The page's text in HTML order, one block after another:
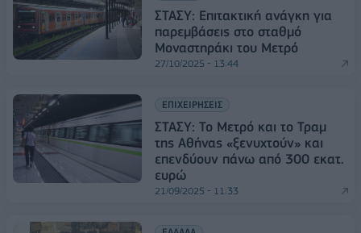
ΣΤΑΣΥ: Eπιτακτική ανάγκη για
παρεμβάσεις στο σταθμό
Μοναστηράκι του Μετρό
27/10/2025 - 13:44
ΕΠΙΧΕΙΡΗΣΕΙΣ
ΣΤΑΣΥ: Το Μετρό και το Τραμ
της Αθήνας «ξενυχτούν» και
επενδύουν πάνω από 300 εκατ.
ευρώ
21/09/2025 - 11:33